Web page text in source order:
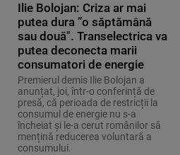
Ilie Bolojan: Criza ar mai
putea dura ”o săptămână
sau două". Transelectrica va
putea deconecta marii
consumatori de energie
Premierul demis Ilie Bolojan a
anunțat, joi, într-o conferință de
presă, că perioada de restricții la
consumul de energie nu s-a
încheiat și le-a cerut românilor să
mențină reducerea voluntară a
consumului.